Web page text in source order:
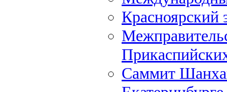
Красноярский
Саммит